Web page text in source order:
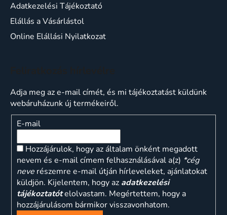
Adatkezelési Tájékoztató
Elállás a Vásárlástol
Online Elállási Nyilatkozat
Adja meg az e-mail címét, és mi tájékoztatást küldünk
webáruházunk új termékeiről.
E-mail
Hozzájárulok, hogy az általam önként megadott
nevem és e-mail címem felhasználásával a(z) *cég
neve részemre e-mail útján hírleveleket, ajánlatokat
küldjön. Kijelentem, hogy az adatkezelési
tájékoztatótelolvastam. Megértettem, hogy a
hozzájárulásom bármikor visszavonhatom.